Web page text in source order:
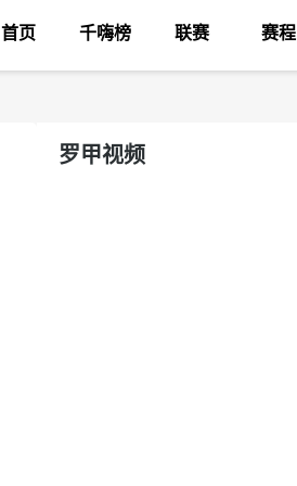
首页 千嗨榜 联赛 赛程
罗甲视频